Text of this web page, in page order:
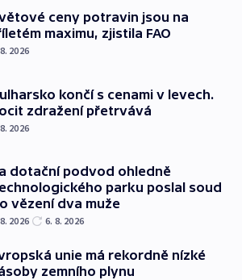
ceny potravin jsou na
maximu, zjistila FAO
2026
končí s cenami v levech.
zdražení přetrvává
2026
dotační podvod ohledně
parku poslal soud
vězení dva muže
2026 6. 8. 2026
unie má rekordně nízké
zemního plynu